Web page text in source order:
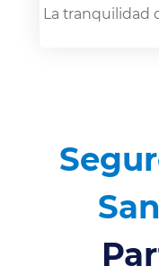
La tranquilidad